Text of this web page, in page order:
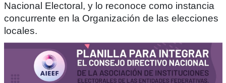
Nacional Electoral, y lo reconoce como instancia
concurrente en la Organización de las elecciones
locales.